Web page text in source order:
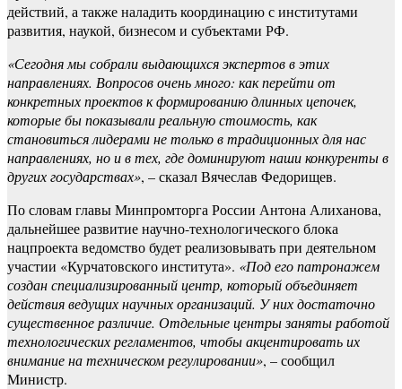
действий, а также наладить координацию с институтами
развития, наукой, бизнесом и субъектами РФ.
«Сегодня мы собрали выдающихся экспертов в этих
направлениях. Вопросов очень много: как перейти от
конкретных проектов к формированию длинных цепочек,
которые бы показывали реальную стоимость, как
становиться лидерами не только в традиционных для нас
направлениях, но и в тех, где доминируют наши конкуренты в
других государствах», – сказал Вячеслав Федорищев.
По словам главы Минпромторга России Антона Алиханова,
дальнейшее развитие научно-технологического блока
нацпроекта ведомство будет реализовывать при деятельном
участии «Курчатовского института». «Под его патронажем
создан специализированный центр, который объединяет
действия ведущих научных организаций. У них достаточно
существенное различие. Отдельные центры заняты работой
технологических регламентов, чтобы акцентировать их
внимание на техническом регулировании», – сообщил
Министр.